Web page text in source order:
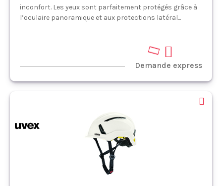
inconfort. Les yeux sont parfaitement protégés grâce à
l’oculaire panoramique et aux protections latéral...
Demande express